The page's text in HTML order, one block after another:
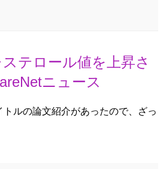
ステロール値を上昇さ
ニュース
ルの論文紹介があったので、ざっ